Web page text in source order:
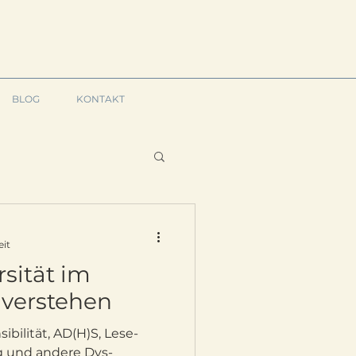
BLOG KONTAKT
im
AD(H)S, Lese-
andere Dys-